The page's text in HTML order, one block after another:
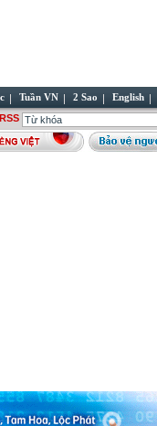
Tuần VN 2 Sao English
RSS